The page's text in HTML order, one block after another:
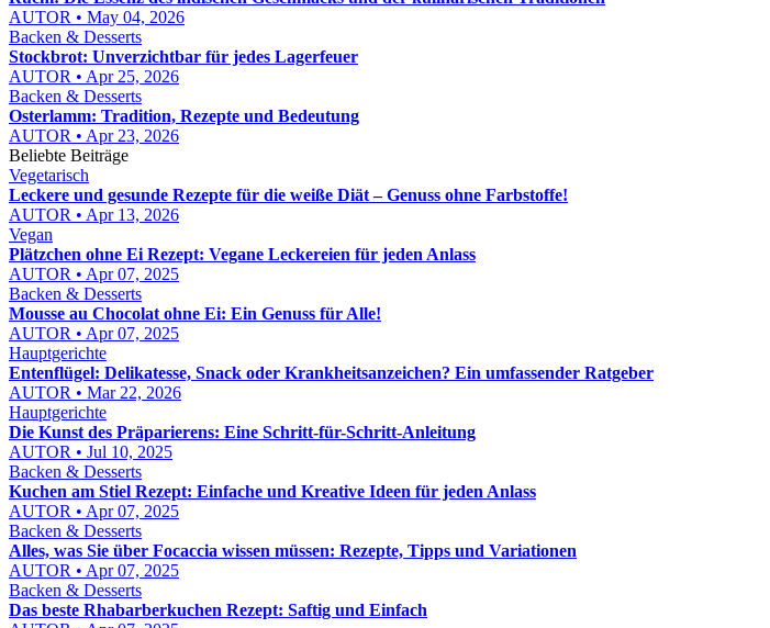
AUTOR • May 04, 2026
Backen & Desserts
Stockbrot: Unverzichtbar für jedes Lagerfeuer
AUTOR • Apr 25, 2026
Backen & Desserts
Osterlamm: Tradition, Rezepte und Bedeutung
AUTOR • Apr 23, 2026
Beliebte Beiträge
Vegetarisch
Leckere und gesunde Rezepte für die weiße Diät – Genuss ohne Farbstoffe!
AUTOR • Apr 13, 2026
Vegan
Plätzchen ohne Ei Rezept: Vegane Leckereien für jeden Anlass
AUTOR • Apr 07, 2025
Backen & Desserts
Mousse au Chocolat ohne Ei: Ein Genuss für Alle!
AUTOR • Apr 07, 2025
Hauptgerichte
Entenflügel: Delikatesse, Snack oder Krankheitsanzeichen? Ein umfassender Ratgeber
AUTOR • Mar 22, 2026
Hauptgerichte
Die Kunst des Präparierens: Eine Schritt-für-Schritt-Anleitung
AUTOR • Jul 10, 2025
Backen & Desserts
Kuchen am Stiel Rezept: Einfache und Kreative Ideen für jeden Anlass
AUTOR • Apr 07, 2025
Backen & Desserts
Alles, was Sie über Focaccia wissen müssen: Rezepte, Tipps und Variationen
AUTOR • Apr 07, 2025
Backen & Desserts
Das beste Rhabarberkuchen Rezept: Saftig und Einfach